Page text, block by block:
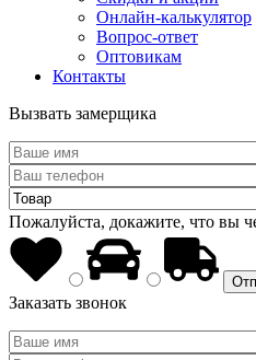
Онлайн-калькулятор
Вопрос-ответ
Оптовикам
Контакты
Вызвать замерщика
Пожалуйста, докажите, что вы
Заказать звонок